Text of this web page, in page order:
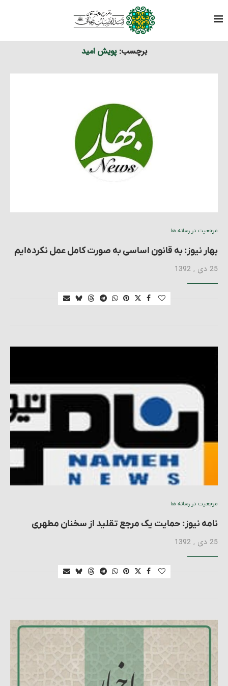
نوشته های برچسب شده با "پویش امید"
برچسب:پویش امید
مرجعیت در رسانه ها
بهار نیوز: به قانون‌ اساسی به صورت کامل عمل نکرده‌ایم
25 دی , 1392
مرجعیت در رسانه ها
نامه نیوز: حمایت یک مرجع تقلید از سخنان مطهری
25 دی , 1392